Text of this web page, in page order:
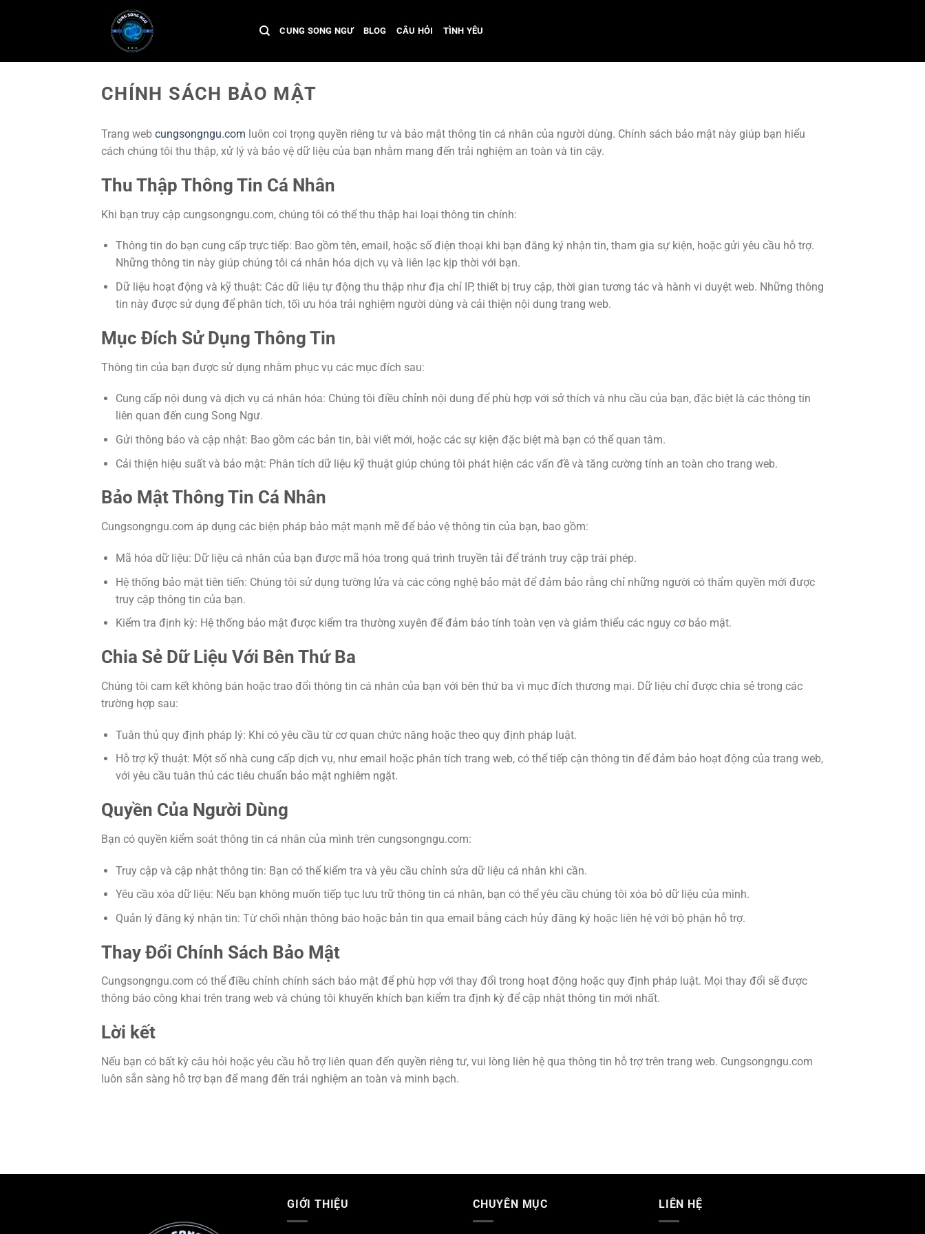
dung
CUNG SONG NGƯ BLOG CÂU HỎI TÌNH YÊU
CHÍNH SÁCH BẢO MẬT
Trang web cungsongngu.com luôn coi trọng quyền riêng tư và bảo mật thông tin cá nhân của người dùng. Chính sách bảo mật này giúp bạn hiểu
cách chúng tôi thu thập, xử lý và bảo vệ dữ liệu của bạn nhằm mang đến trải nghiệm an toàn và tin cậy.
Thu Thập Thông Tin Cá Nhân
Khi bạn truy cập cungsongngu.com, chúng tôi có thể thu thập hai loại thông tin chính:
Thông tin do bạn cung cấp trực tiếp: Bao gồm tên, email, hoặc số điện thoại khi bạn đăng ký nhận tin, tham gia sự kiện, hoặc gửi yêu cầu hỗ trợ.
Những thông tin này giúp chúng tôi cá nhân hóa dịch vụ và liên lạc kịp thời với bạn.
Dữ liệu hoạt động và kỹ thuật: Các dữ liệu tự động thu thập như địa chỉ IP, thiết bị truy cập, thời gian tương tác và hành vi duyệt web. Những thông
tin này được sử dụng để phân tích, tối ưu hóa trải nghiệm người dùng và cải thiện nội dung trang web.
Mục Đích Sử Dụng Thông Tin
Thông tin của bạn được sử dụng nhằm phục vụ các mục đích sau:
Cung cấp nội dung và dịch vụ cá nhân hóa: Chúng tôi điều chỉnh nội dung để phù hợp với sở thích và nhu cầu của bạn, đặc biệt là các thông tin
liên quan đến cung Song Ngư.
Gửi thông báo và cập nhật: Bao gồm các bản tin, bài viết mới, hoặc các sự kiện đặc biệt mà bạn có thể quan tâm.
Cải thiện hiệu suất và bảo mật: Phân tích dữ liệu kỹ thuật giúp chúng tôi phát hiện các vấn đề và tăng cường tính an toàn cho trang web.
Bảo Mật Thông Tin Cá Nhân
Cungsongngu.com áp dụng các biện pháp bảo mật mạnh mẽ để bảo vệ thông tin của bạn, bao gồm:
Mã hóa dữ liệu: Dữ liệu cá nhân của bạn được mã hóa trong quá trình truyền tải để tránh truy cập trái phép.
Hệ thống bảo mật tiên tiến: Chúng tôi sử dụng tường lửa và các công nghệ bảo mật để đảm bảo rằng chỉ những người có thẩm quyền mới được
truy cập thông tin của bạn.
Kiểm tra định kỳ: Hệ thống bảo mật được kiểm tra thường xuyên để đảm bảo tính toàn vẹn và giảm thiểu các nguy cơ bảo mật.
Chia Sẻ Dữ Liệu Với Bên Thứ Ba
Chúng tôi cam kết không bán hoặc trao đổi thông tin cá nhân của bạn với bên thứ ba vì mục đích thương mại. Dữ liệu chỉ được chia sẻ trong các
trường hợp sau:
Tuân thủ quy định pháp lý: Khi có yêu cầu từ cơ quan chức năng hoặc theo quy định pháp luật.
Hỗ trợ kỹ thuật: Một số nhà cung cấp dịch vụ, như email hoặc phân tích trang web, có thể tiếp cận thông tin để đảm bảo hoạt động của trang web,
với yêu cầu tuân thủ các tiêu chuẩn bảo mật nghiêm ngặt.
Quyền Của Người Dùng
Bạn có quyền kiểm soát thông tin cá nhân của mình trên cungsongngu.com:
Truy cập và cập nhật thông tin: Bạn có thể kiểm tra và yêu cầu chỉnh sửa dữ liệu cá nhân khi cần.
Yêu cầu xóa dữ liệu: Nếu bạn không muốn tiếp tục lưu trữ thông tin cá nhân, bạn có thể yêu cầu chúng tôi xóa bỏ dữ liệu của mình.
Quản lý đăng ký nhận tin: Từ chối nhận thông báo hoặc bản tin qua email bằng cách hủy đăng ký hoặc liên hệ với bộ phận hỗ trợ.
Thay Đổi Chính Sách Bảo Mật
Cungsongngu.com có thể điều chỉnh chính sách bảo mật để phù hợp với thay đổi trong hoạt động hoặc quy định pháp luật. Mọi thay đổi sẽ được
thông báo công khai trên trang web và chúng tôi khuyến khích bạn kiểm tra định kỳ để cập nhật thông tin mới nhất.
Lời kết
Nếu bạn có bất kỳ câu hỏi hoặc yêu cầu hỗ trợ liên quan đến quyền riêng tư, vui lòng liên hệ qua thông tin hỗ trợ trên trang web. Cungsongngu.com
luôn sẵn sàng hỗ trợ bạn để mang đến trải nghiệm an toàn và minh bạch.
GIỚI THIỆU CHUYÊN MỤC LIÊN HỆ